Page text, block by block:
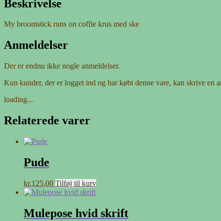
Beskrivelse
My broomstick runs on coffie krus med ske
Anmeldelser
Der er endnu ikke nogle anmeldelser.
Kun kunder, der er logget ind og har købt denne vare, kan skrive en
loading...
Relaterede varer
Pude
kr.125,00 Tilføj til kurv
Mulepose hvid skrift